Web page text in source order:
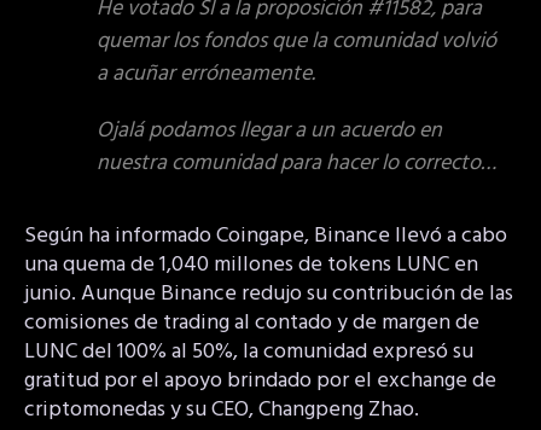
He votado SÍ a la proposición #11582, para
quemar los fondos que la comunidad volvió
a acuñar erróneamente.
Ojalá podamos llegar a un acuerdo en
nuestra comunidad para hacer lo correcto…
Según ha informado Coingape, Binance llevó a cabo
una quema de 1,040 millones de tokens LUNC en
junio. Aunque Binance redujo su contribución de las
comisiones de trading al contado y de margen de
LUNC del 100% al 50%, la comunidad expresó su
gratitud por el apoyo brindado por el exchange de
criptomonedas y su CEO, Changpeng Zhao.